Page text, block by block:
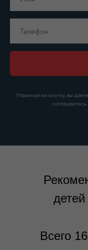
Нажимая на кнопку, вы
соглашаетесь
Всего